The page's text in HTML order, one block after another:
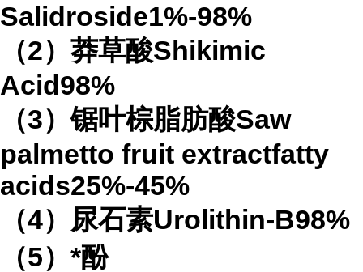
Salidroside1%-98%
（2）莽草酸Shikimic
Acid98%
（3）锯叶棕脂肪酸Saw
palmetto fruit extractfatty
acids25%-45%
（4）尿石素Urolithin-B98%
（5）*酚